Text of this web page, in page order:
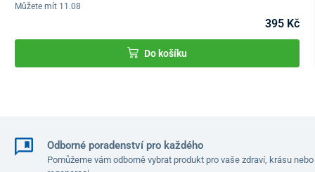
Můžete mít 11.08
395 Kč
Do košíku
Odborné poradenství pro každého
Pomůžeme vám odborně vybrat produkt pro vaše zdraví, krásu nebo